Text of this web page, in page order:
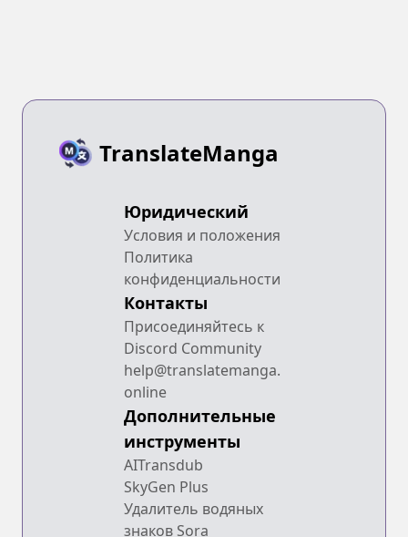
TranslateManga
Юридический
Условия и положения
Политика
конфиденциальности
Контакты
Присоединяйтесь к
Discord Community
help@translatemanga.
online
Дополнительные
инструменты
AITransdub
SkyGen Plus
Удалитель водяных
знаков Sora